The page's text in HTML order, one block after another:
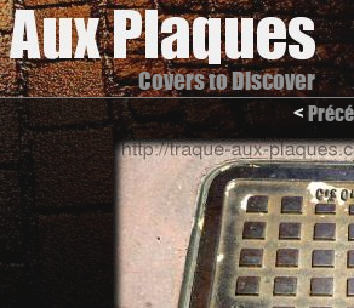
Covers to Discover
<